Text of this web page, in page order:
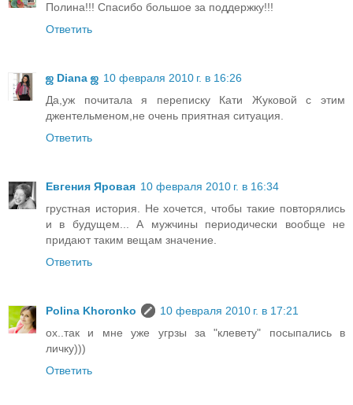
Полина!!! Спасибо большое за поддержку!!!
Ответить
ஜ Diana ஜ 10 февраля 2010 г. в 16:26
Да,уж почитала я переписку Кати Жуковой с этим
джентельменом,не очень приятная ситуация.
Ответить
Евгения Яровая 10 февраля 2010 г. в 16:34
грустная история. Не хочется, чтобы такие повторялись
и в будущем... А мужчины периодически вообще не
придают таким вещам значение.
Ответить
Polina Khoronko
10 февраля 2010 г. в 17:21
ох..так и мне уже угрзы за "клевету" посыпались в
личку)))
Ответить